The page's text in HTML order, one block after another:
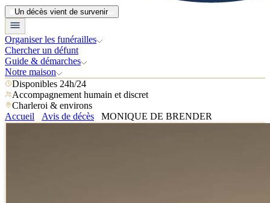
Un décès vient de survenir
Organiser les funérailles
Chercher un défunt
Guide & démarches
Notre maison
Disponibles 24h/24
Accompagnement humain et discret
Charleroi & environs
Accueil
Avis de décès MONIQUE DE BRENDER